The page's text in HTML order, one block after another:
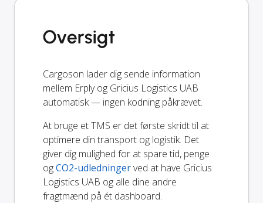
Oversigt
Cargoson lader dig sende information
mellem Erply og Gricius Logistics UAB
automatisk — ingen kodning påkrævet.
At bruge et TMS er det første skridt til at
optimere din transport og logistik. Det
giver dig mulighed for at spare tid, penge
ogCO2-udledningerved at have Gricius
Logistics UAB og alle dine andre
fragtmænd på ét dashboard.